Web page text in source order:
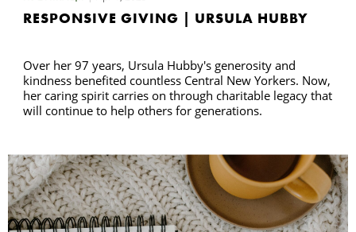
RESPONSIVE GIVING | URSULA HUBBY
Over her 97 years, Ursula Hubby's generosity and
kindness benefited countless Central New Yorkers. Now,
her caring spirit carries on through charitable legacy that
will continue to help others for generations.